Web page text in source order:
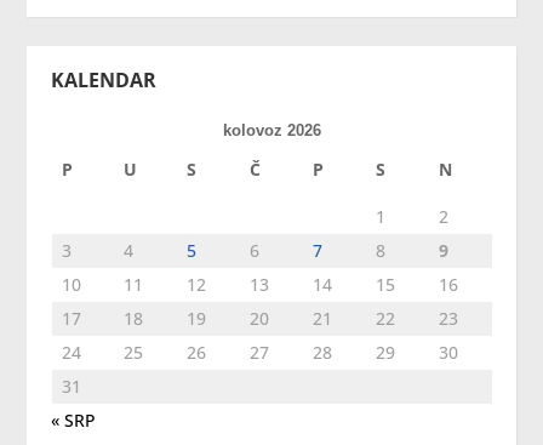
KALENDAR
kolovoz 2026
P U S Č P S N
1
2
3
4 5 6 7 8
9
10
11 12 13 14 15
16
17
18 19 20 21 22
23
24
25 26 27 28 29
30
31
« SRP